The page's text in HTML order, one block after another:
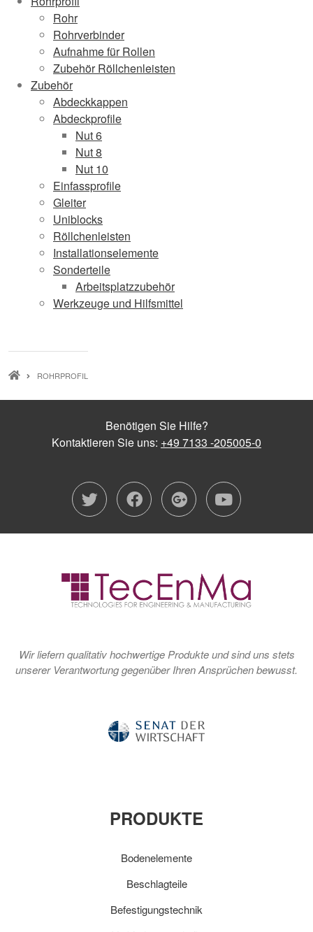
Rohr
Rohrverbinder
Aufnahme für Rollen
Zubehör Röllchenleisten
Zubehör
Abdeckkappen
Abdeckprofile
Nut 6
Nut 8
Nut 10
Einfassprofile
Gleiter
Uniblocks
Röllchenleisten
Installationselemente
Sonderteile
Arbeitsplatzzubehör
Werkzeuge und Hilfsmittel
PFADNAVIGATION
ROHRPROFIL
Benötigen Sie Hilfe?
Kontaktieren Sie uns: +49 7133 -205005-0
twitterfacebook
google-
Wir liefern qualitativ hochwertige Produkte und sind uns stets
unserer Verantwortung gegenüber Ihren Ansprüchen bewusst.
PRODUKTE
Bodenelemente
Beschlagteile
Befestigungstechnik